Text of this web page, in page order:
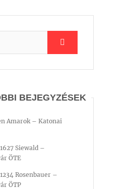
BEJEGYZÉSEK
Amarok – Katonai
Siewald –
ÖTE
Rosenbauer –
ÖTP